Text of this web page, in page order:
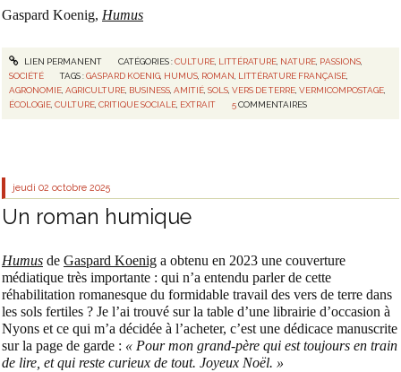
Gaspard Koenig, Humus
LIEN PERMANENT CATÉGORIES :CULTURE, LITTÉRATURE, NATURE, PASSIONS,
SOCIÉTÉ
TAGS :GASPARD KOENIG HUMUS ROMAN LITTÉRATURE FRANÇAISE
AGRONOMIE ,AGRICULTURE BUSINESS ,AMITIÉ ,SOLS ,VERS DE TERRE ,VERMICOMPOSTAGE
ÉCOLOGIE ,CULTURE ,CRITIQUE SOCIALE EXTRAIT 5 COMMENTAIRES
jeudi 02 octobre 2025
Un roman humique
Humus de Gaspard Koenig a obtenu en 2023 une couverture
médiatique très importante : qui n’a entendu parler de cette
réhabilitation romanesque du formidable travail des vers de terre dans
les sols fertiles ? Je l’ai trouvé sur la table d’une librairie d’occasion à
Nyons et ce qui m’a décidée à l’acheter, c’est une dédicace manuscrite
sur la page de garde : « Pour mon grand-père qui est toujours en train
de lire, et qui reste curieux de tout. Joyeux Noël. »